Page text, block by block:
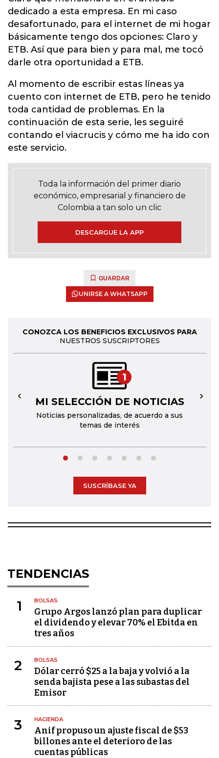
dedicado a esta empresa. En mi caso
desafortunado, para el internet de mi hogar
básicamente tengo dos opciones: Claro y
ETB. Así que para bien y para mal, me tocó
darle otra oportunidad a ETB.
Al momento de escribir estas líneas ya
cuento con internet de ETB, pero he tenido
toda cantidad de problemas. En la
continuación de esta serie, les seguiré
contando el viacrucis y cómo me ha ido con
este servicio.
Toda la información del primer diario
económico, empresarial y financiero de
Colombia a tan solo un clic
DESCARGUE LA APP
GUARDAR
UNIRSE A WHATSAPP
CONOZCA LOS BENEFICIOS EXCLUSIVOS PARA
NUESTROS SUSCRIPTORES
1
MI SELECCIÓN DE NOTICIAS
Noticias personalizadas, de acuerdo a sus
temas de interés
← →
SUSCRÍBASE YA
TENDENCIAS
1 BOLSAS
Grupo Argos lanzó plan para duplicar
el dividendo y elevar 70% el Ebitda en
tres años
2 BOLSAS
Dólar cerró $25 a la baja y volvió a la
senda bajista pese a las subastas del
Emisor
3 HACIENDA
Anif propuso un ajuste fiscal de $53
billones ante el deterioro de las
cuentas públicas